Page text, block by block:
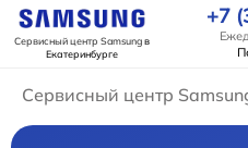
Сервисный центр Samsungв
Екатеринбурге
+7
Сервисный центр